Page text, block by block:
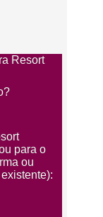
Resort
para o
ou